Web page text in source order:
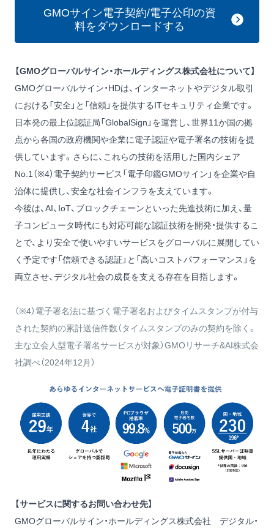
GMOサイン電子契約/電子公印の資
料をダウンロードする
【GMOグローバルサイン・ホールディングス株式会社について】
GMOグローバルサイン・HDは、インターネットやデジタル取引
における「安全」と「信頼」を提供するITセキュリティ企業です。
日本発の最上位認証局「GlobalSign」を運営し、世界11か国の拠
点から各国の政府機関や企業に電子認証や電子署名の技術を提
供しています。さらに、これらの技術を活用した国内シェア
No.1（※4）電子契約サービス「電子印鑑GMOサイン」を企業や自
治体に提供し、安全な社会インフラを支えています。
今後は、AI、IoT、ブロックチェーンといった先進技術に加え、量
子コンピュータ時代にも対応可能な認証技術を開発・提供するこ
とで、より安全で使いやすいサービスをグローバルに展開してい
く予定です「信頼できる認証」と「高いコストパフォーマンス」を
両立させ、デジタル社会の成長を支える存在を目指します。
（※4）電子署名法に基づく電子署名およびタイムスタンプが付与
された契約の累計送信件数（タイムスタンプのみの契約を除く。
主な立会人型電子署名サービスが対象）GMOリサーチ&AI株式会
社調べ（2024年12月）
【サービスに関するお問い合わせ先】
GMOグローバルサイン・ホールディングス株式会社 デジタル・